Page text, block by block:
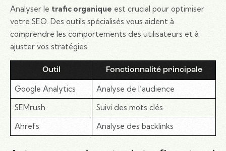
Analyser le trafic organique est crucial pour optimiser
votre SEO. Des outils spécialisés vous aident à
comprendre les comportements des utilisateurs et à
ajuster vos stratégies.
Outil Fonctionnalité principale
Google Analytics
Analyse de l’audience
SEMrush
Suivi des mots clés
Ahrefs
Analyse des backlinks